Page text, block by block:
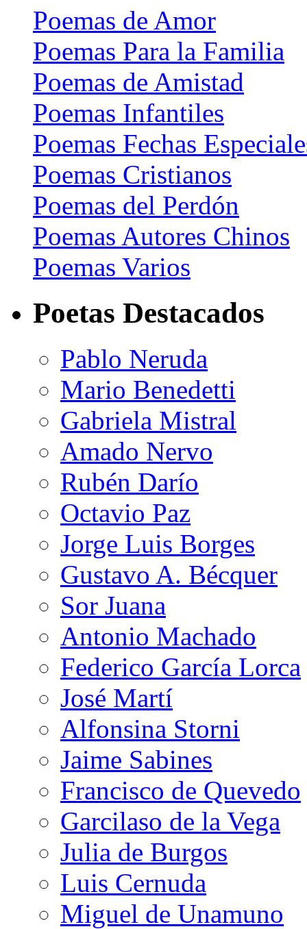
Poemas de Amor
Poemas Para la Familia
Poemas de Amistad
Poemas Infantiles
Poemas Fechas
Poemas Cristianos
Poemas del Perdón
Poemas Autores Chinos
Poemas Varios
Poetas Destacados
Pablo Neruda
Mario Benedetti
Gabriela Mistral
Amado Nervo
Rubén Darío
Octavio Paz
Jorge Luis Borges
Gustavo A. Bécquer
Sor Juana
Antonio Machado
Federico García Lorca
José Martí
Alfonsina Storni
Jaime Sabines
Francisco de Quevedo
Garcilaso de la Vega
Julia de Burgos
Luis Cernuda
Miguel de Unamuno